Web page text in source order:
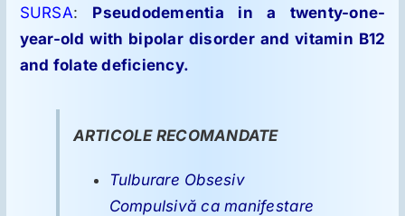
SURSA: Pseudodementia in a twenty-one-
year-old with bipolar disorder and vitamin B12
and folate deficiency.
ARTICOLE RECOMANDATE
Tulburare Obsesiv
Compulsivă ca manifestare